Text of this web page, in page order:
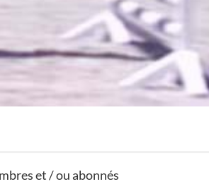
et / ou abonnés